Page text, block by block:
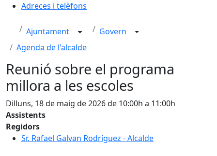
Adreces i telèfons
Ajuntament
Govern
Agenda de l'alcalde
Reunió sobre el programa
millora a les escoles
Dilluns, 18 de maig de 2026 de 10:00h a 11:00h
Assistents
Regidors
Sr. Rafael Galvan Rodríguez - Alcalde